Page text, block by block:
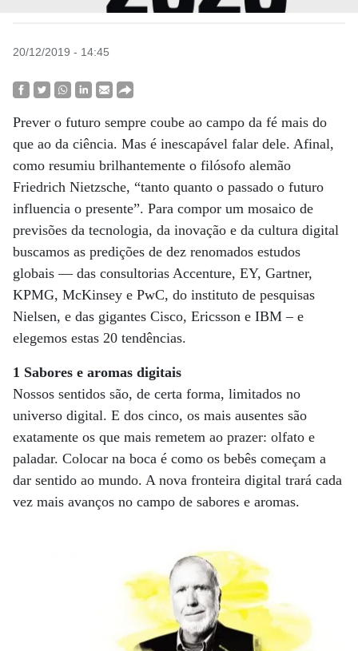
20/12/2019 - 14:45
Prever o futuro sempre coube ao campo da fé mais do
que ao da ciência. Mas é inescapável falar dele. Afinal,
como resumiu brilhantemente o filósofo alemão
Friedrich Nietzsche, “tanto quanto o passado o futuro
influencia o presente”. Para compor um mosaico de
previsões da tecnologia, da inovação e da cultura digital
buscamos as predições de dez renomados estudos
globais — das consultorias Accenture, EY, Gartner,
KPMG, McKinsey e PwC, do instituto de pesquisas
Nielsen, e das gigantes Cisco, Ericsson e IBM – e
elegemos estas 20 tendências.
1 Sabores e aromas digitais
Nossos sentidos são, de certa forma, limitados no
universo digital. E dos cinco, os mais ausentes são
exatamente os que mais remetem ao prazer: olfato e
paladar. Colocar na boca é como os bebês começam a
dar sentido ao mundo. A nova fronteira digital trará cada
vez mais avanços no campo de sabores e aromas.